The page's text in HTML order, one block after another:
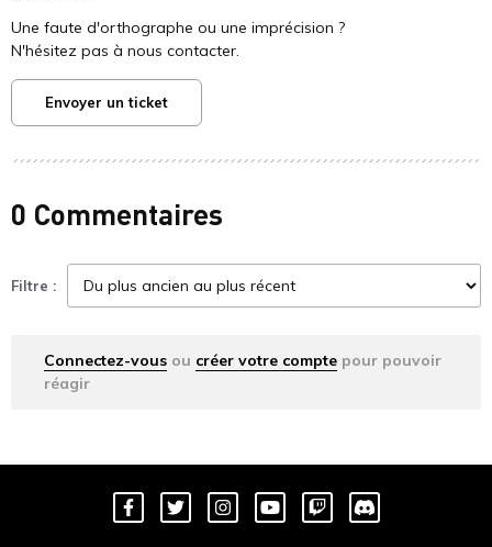
Une faute d'orthographe ou une imprécision ?
N'hésitez pas à nous contacter.
Envoyer un ticket
0 Commentaires
Filtre :
Connectez-vous ou créer votre compte pour pouvoir
réagir